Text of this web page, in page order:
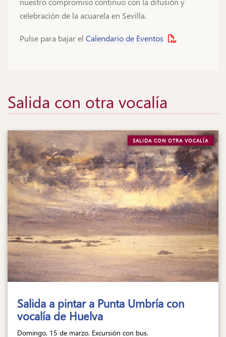
celebración de la acuarela en Sevilla.
Pulse para bajar el Calendario de Eventos
Salida con otra vocalía
SALIDA CON OTRA VOCALÍA
Salida a pintar a Punta Umbría con
vocalía de Huelva
Domingo, 15 de marzo. Excursión con bus.